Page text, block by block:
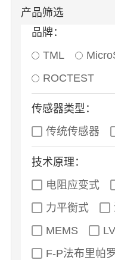
技术与服务
欧美大地官网
产品筛选
品牌：
TML
ROCTEST
传感器类型：
传统传感器
技术原理：
电阻应变式
力平衡式
MEMS
F-P法布里帕罗